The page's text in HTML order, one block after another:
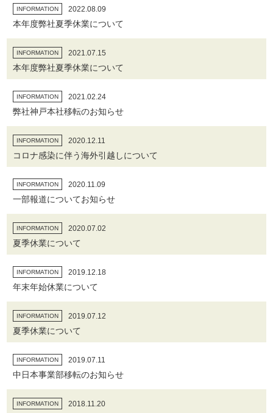
INFORMATION 2022.08.09
本年度弊社夏季休業について
INFORMATION 2021.07.15
本年度弊社夏季休業について
INFORMATION 2021.02.24
弊社神戸本社移転のお知らせ
INFORMATION 2020.12.11
コロナ感染に伴う海外引越しについて
INFORMATION 2020.11.09
一部報道についてお知らせ
INFORMATION 2020.07.02
夏季休業について
INFORMATION 2019.12.18
年末年始休業について
INFORMATION 2019.07.12
夏季休業について
INFORMATION 2019.07.11
中日本事業部移転のお知らせ
INFORMATION 2018.11.20